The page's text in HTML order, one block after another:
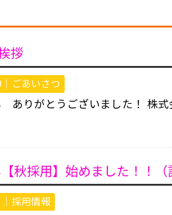
拶
ごあいさつ
ありがとうございました！ 株
秋採用】始めました！！（
採用情報